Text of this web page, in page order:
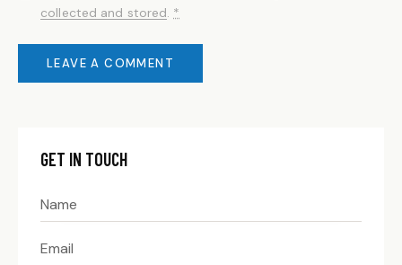
collected and stored. *
GET IN TOUCH